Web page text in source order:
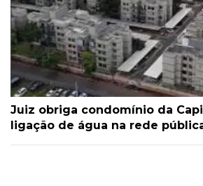
Juiz obriga condomínio da
ligação de água na rede